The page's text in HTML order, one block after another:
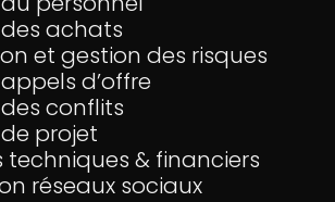
achats
et gestion des risques
d’offre
conflits
projet
techniques & financiers
réseaux sociaux